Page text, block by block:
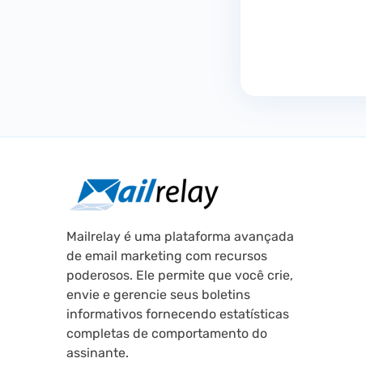
Mailrelay é uma plataforma avançada
de email marketing com recursos
poderosos. Ele permite que você crie,
envie e gerencie seus boletins
informativos fornecendo estatísticas
completas de comportamento do
assinante.